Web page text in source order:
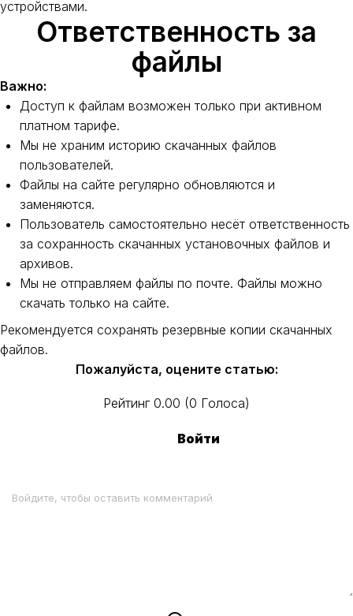
устройствами.
Ответственность за
файлы
Важно:
Доступ к файлам возможен только при активном
платном тарифе.
Мы не храним историю скачанных файлов
пользователей.
Файлы на сайте регулярно обновляются и
заменяются.
Пользователь самостоятельно несёт ответственность
за сохранность скачанных установочных файлов и
архивов.
Мы не отправляем файлы по почте. Файлы можно
скачать только на сайте.
Рекомендуется сохранять резервные копии скачанных
файлов.
Пожалуйста, оцените статью:
Рейтинг 0.00 (0 Голоса)
Войти